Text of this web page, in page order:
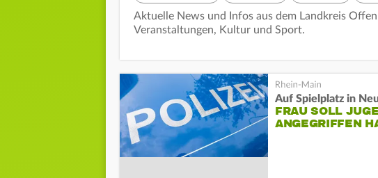
Aktuelle News und Infos aus dem Landkreis
Veranstaltungen, Kultur und Sport.
Auf Spielplatz in
FRAU SOLL
ANGEGRIFFEN